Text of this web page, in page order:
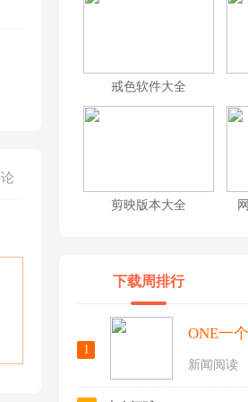
戒色软件大全
剪映版本大全
下载周排行
1
ONE一
新闻阅读